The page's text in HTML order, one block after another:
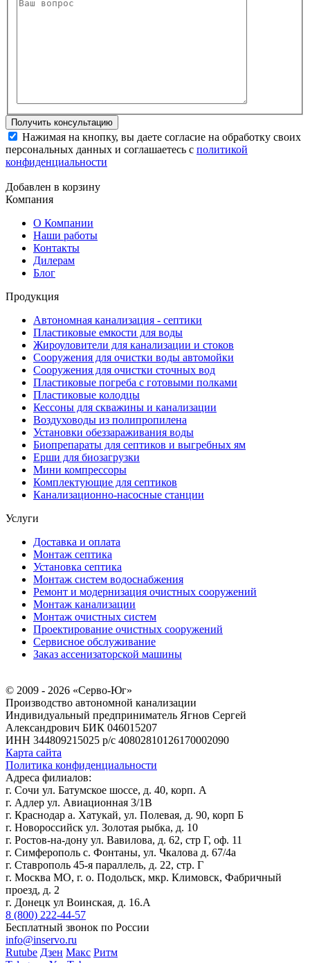
Нажимая на кнопку, вы даете согласие на обработку своих
персональных данных и соглашаетесь с политикой
конфиденциальности
Добавлен в корзину
Компания
О Компании
Наши работы
Контакты
Дилерам
Блог
Продукция
Автономная канализация - септики
Пластиковые емкости для воды
Жироуловители для канализации и стоков
Сооружения для очистки воды автомойки
Сооружения для очистки сточных вод
Пластиковые погреба с готовыми полками
Пластиковые колодцы
Кессоны для скважины и канализации
Воздуховоды из полипропилена
Установки обеззараживания воды
Биопрепараты для септиков и выгребных ям
Ерши для биозагрузки
Мини компрессоры
Комплектующие для септиков
Канализационно-насосные станции
Услуги
Доставка и оплата
Монтаж септика
Установка септика
Монтаж систем водоснабжения
Ремонт и модернизация очистных сооружений
Монтаж канализации
Монтаж очистных систем
Проектирование очистных сооружений
Сервисное обслуживание
Заказ ассенизаторской машины
© 2009 - 2026 «Серво-Юг»
Производство автономной канализации
Индивидуальный предприниматель Ягнов Сергей
Александрович БИК 046015207
ИНН 344809215025 р/с 40802810126170002090
Карта сайта
Политика конфиденциальности
Адреса филиалов:
г. Сочи ул. Батумское шоссе, д. 40, корп. А
г. Адлер ул. Авиационная 3/1В
г. Краснодар а. Хатукай, ул. Полевая, д. 90, корп Б
г. Новороссийск ул. Золотая рыбка, д. 10
г. Ростов-на-дону ул. Вавилова, д. 62, стр Г, оф. 11
г. Симферополь с. Фонтаны, ул. Чкалова д. 67/4а
г. Ставрополь 45-я параллель, д. 22, стр. Г
г. Москва МО, г. о. Подольск, мкр. Климовск, Фабричный
проезд, д. 2
г. Донецк ул Воинская, д. 16.А
8 (800) 222-44-57
Бесплатный звонок по России
info@inservo.ru
Rutube Дзен Макс Ритм